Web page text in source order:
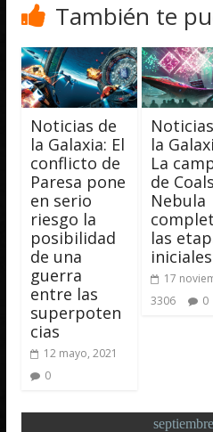
También te
Noticias de
la Galaxia: El
conflicto de
Paresa pone
en serio
riesgo la
posibilidad
de una
guerra
entre las
superpoten
cias
12 mayo, 2021
0
la
La
de
Nebula
las
iniciales
17
3306
0